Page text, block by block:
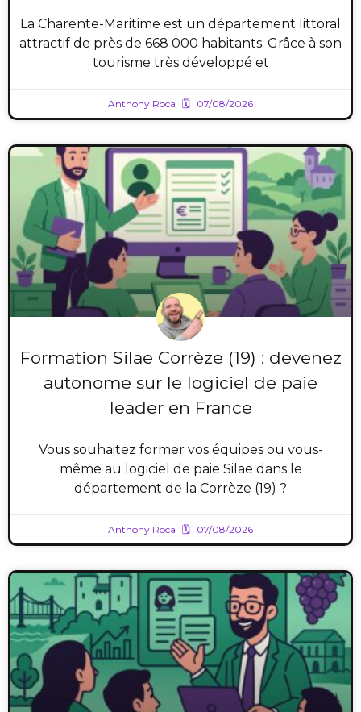
La Charente-Maritime est un département littoral
attractif de près de 668 000 habitants. Grâce à son
tourisme très développé et
Anthony Roca 07/08/2026
Formation Silae Corrèze (19) : devenez
autonome sur le logiciel de paie
leader en France
Vous souhaitez former vos équipes ou vous-
même au logiciel de paie Silae dans le
département de la Corrèze (19) ?
Anthony Roca 07/08/2026